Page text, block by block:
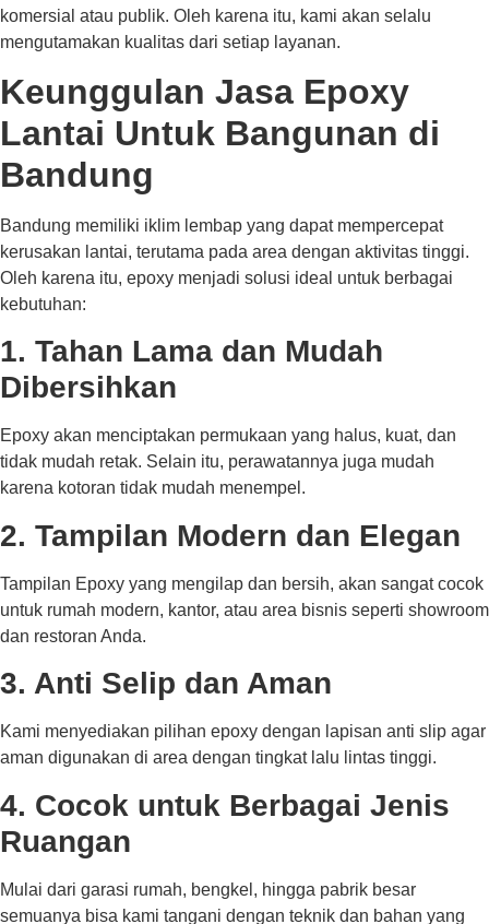
komersial atau publik. Oleh karena itu, kami akan selalu
mengutamakan kualitas dari setiap layanan.
Keunggulan Jasa Epoxy
Lantai Untuk Bangunan di
Bandung
Bandung memiliki iklim lembap yang dapat mempercepat
kerusakan lantai, terutama pada area dengan aktivitas tinggi.
Oleh karena itu, epoxy menjadi solusi ideal untuk berbagai
kebutuhan:
1. Tahan Lama dan Mudah
Dibersihkan
Epoxy akan menciptakan permukaan yang halus, kuat, dan
tidak mudah retak. Selain itu, perawatannya juga mudah
karena kotoran tidak mudah menempel.
2. Tampilan Modern dan Elegan
Tampilan Epoxy yang mengilap dan bersih, akan sangat cocok
untuk rumah modern, kantor, atau area bisnis seperti showroom
dan restoran Anda.
3. Anti Selip dan Aman
Kami menyediakan pilihan epoxy dengan lapisan anti slip agar
aman digunakan di area dengan tingkat lalu lintas tinggi.
4. Cocok untuk Berbagai Jenis
Ruangan
Mulai dari garasi rumah, bengkel, hingga pabrik besar
semuanya bisa kami tangani dengan teknik dan bahan yang